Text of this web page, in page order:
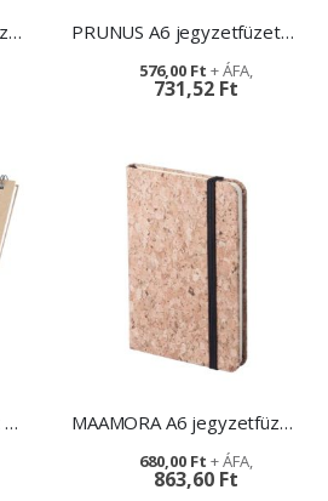
PLATANUS A6 jegyzetfüzet - egyedi grafikával PRUNUS A6 jegyzetfüzet - környezetbarát reklámtárgy
731,52 Ft
576,00 Ft
NEGUNDO jegyzetfüzet - logózással MAAMORA A6 jegyzetfüzet - promóciós ajándék
863,60 Ft
680,00 Ft